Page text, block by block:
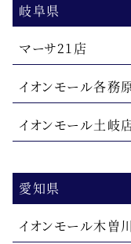
岐阜県
マーサ21店
イオンモール各務
イオンモール土岐
愛知県
イオンモール木曽